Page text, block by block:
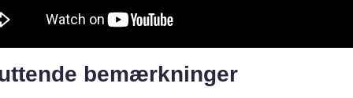
bemærkninger